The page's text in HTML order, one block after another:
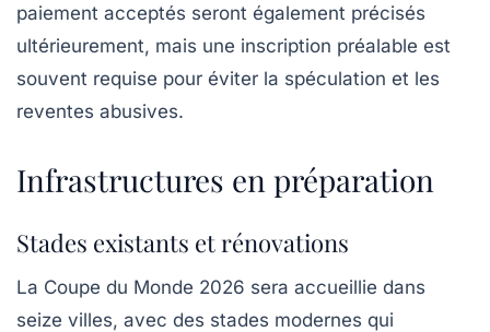
paiement acceptés seront également précisés
ultérieurement, mais une inscription préalable est
souvent requise pour éviter la spéculation et les
reventes abusives.
Infrastructures en préparation
Stades existants et rénovations
La Coupe du Monde 2026 sera accueillie dans
seize villes, avec des stades modernes qui